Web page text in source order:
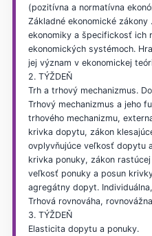
(pozitívna a normatívna
Základné ekonomické
ekonomiky a špecifickosť ich
ekonomických systémoch.
jej význam v ekonomickej
2. TÝŽDEŇ
Trh a trhový mechanizmus.
Trhový mechanizmus a jeho
trhového mechanizmu,
krivka dopytu, zákon
ovplyvňujúce veľkosť dopytu
krivka ponuky, zákon
veľkosť ponuky a posun
agregátny dopyt.
Trhová rovnováha,
3. TÝŽDEŇ
Elasticita dopytu a ponuky.